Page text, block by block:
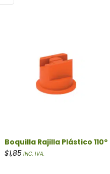
Boquilla Rajilla Plástico 110º
$1,85 INC. IVA.